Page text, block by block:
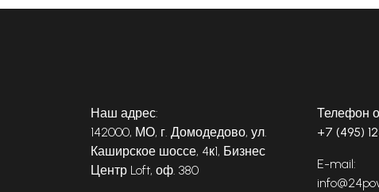
Наш адрес:
142000, МО, г. Домодедово, ул.
Каширское шоссе, 4к1, Бизнес
Центр Loft, оф. 380
Телефон
+7 (495)
E-mail: